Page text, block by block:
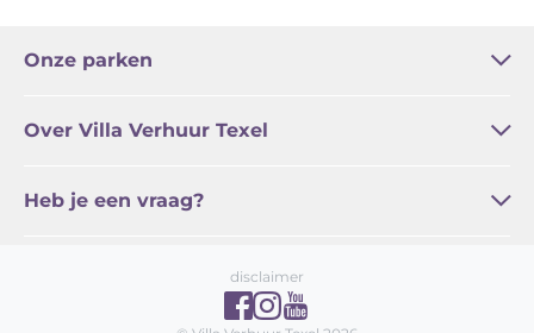
Onze parken
Over Villa Verhuur Texel
Heb je een vraag?
disclaimer